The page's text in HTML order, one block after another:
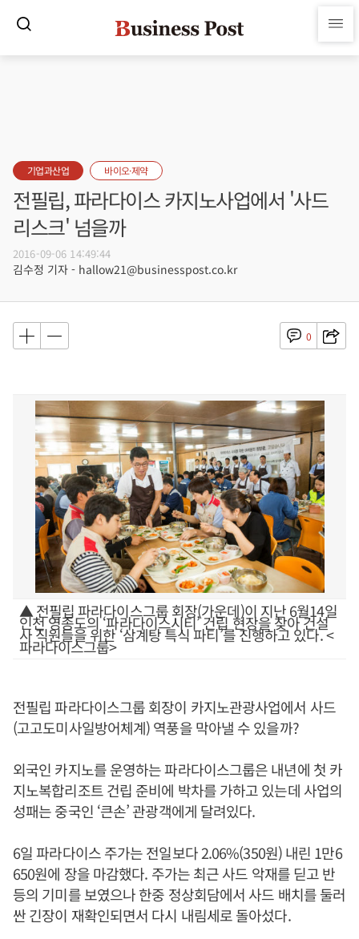
기업과산업 바이오·제약
전필립, 파라다이스 카지노사업에서 '사드
리스크' 넘을까
2016-09-06 14:49:44
김수정 기자 - hallow21@businesspost.co.kr
0
▲ 전필립 파라다이스그룹 회장(가운데)이 지난 6월14일
인천 영종도의 ‘파라다이스시티’ 건립 현장을 찾아 건설
사 직원들을 위한 ‘삼계탕 특식 파티’를 진행하고 있다. <
파라다이스그룹>
전필립 파라다이스그룹 회장이 카지노관광사업에서 사드
(고고도미사일방어체계) 역풍을 막아낼 수 있을까?
외국인 카지노를 운영하는 파라다이스그룹은 내년에 첫 카
지노복합리조트 건립 준비에 박차를 가하고 있는데 사업의
성패는 중국인 ‘큰손’ 관광객에게 달려있다.
6일 파라다이스 주가는 전일보다 2.06%(350원) 내린 1만6
650원에 장을 마감했다. 주가는 최근 사드 악재를 딛고 반
등의 기미를 보였으나 한중 정상회담에서 사드 배치를 둘러
싼 긴장이 재확인되면서 다시 내림세로 돌아섰다.